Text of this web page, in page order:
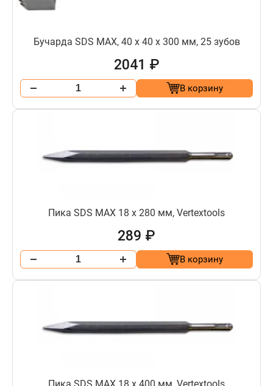
Бучарда SDS МАХ, 40 х 40 х 300 мм, 25 зубов
2041 ₽
В корзину
Пика SDS MAX 18 х 280 мм, Vertextools
289 ₽
В корзину
Пика SDS MAX 18 х 400 мм, Vertextools